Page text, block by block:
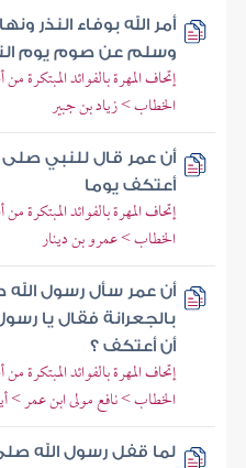
أمر الله بوفاء النذر
وسلم عن صوم يوم
إتحاف المهرة بالفوائد
الخطاب > زياد بن جبير
أن عمر قال للنبي صلى
أعتكف يوما
إتحاف المهرة بالفوائد
الخطاب > عمرو بن دينار
أن عمر سأل رسول
بالجعرانة فقال يا
أن أعتكف ؟
إتحاف المهرة بالفوائد
الخطاب > نافع مولى ابن عمر >
لما قفل رسول الله